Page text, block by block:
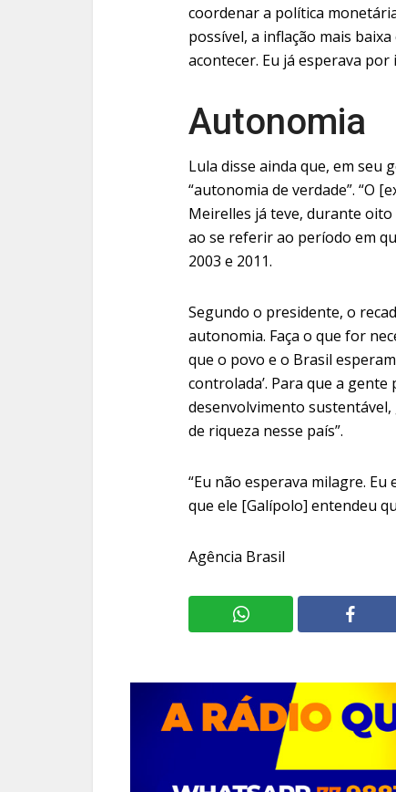
coordenar a política
possível, a inflação mais
acontecer. Eu já esperava
Autonomia
Lula disse ainda que, em seu
“autonomia de verdade”. “O
Meirelles já teve, durante
ao se referir ao período em
2003 e 2011.
Segundo o presidente, o
autonomia. Faça o que for
que o povo e o Brasil
controlada’. Para que a
desenvolvimento
de riqueza nesse país”.
“Eu não esperava milagre.
que ele [Galípolo] entendeu
Agência Brasil